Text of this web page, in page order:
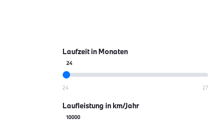
Laufzeit in Monaten
24
Laufleistung in km/Jahr
10000